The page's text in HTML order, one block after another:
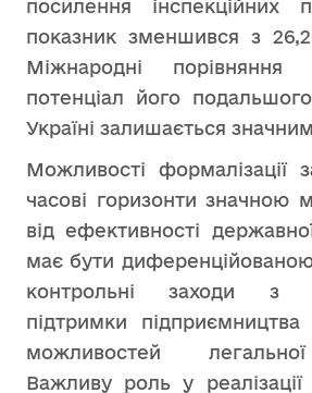
посилення інспекційних
показник зменшився з
Міжнародні порівняння
потенціал його
Україні залишається
Можливості формалізації
часові горизонти значною
від ефективності
має бути
контрольні заходи з
підтримки
можливостей
Важливу роль у реалізації